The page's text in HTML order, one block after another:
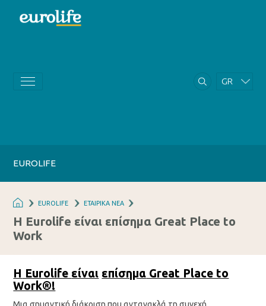
GR
EUROLIFE
EUROLIFE ΕΤΑΙΡΙΚΑ ΝΕΑ
Η Eurolife είναι επίσημα Great Place to
Work
Η Eurolife είναι επίσημα Great Place to
Work®!